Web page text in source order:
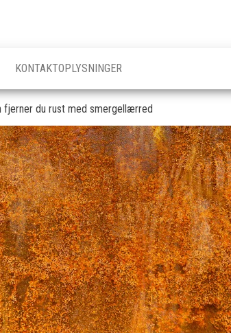
KONTAKTOPLYSNINGER
fjerner du rust med smergellærred